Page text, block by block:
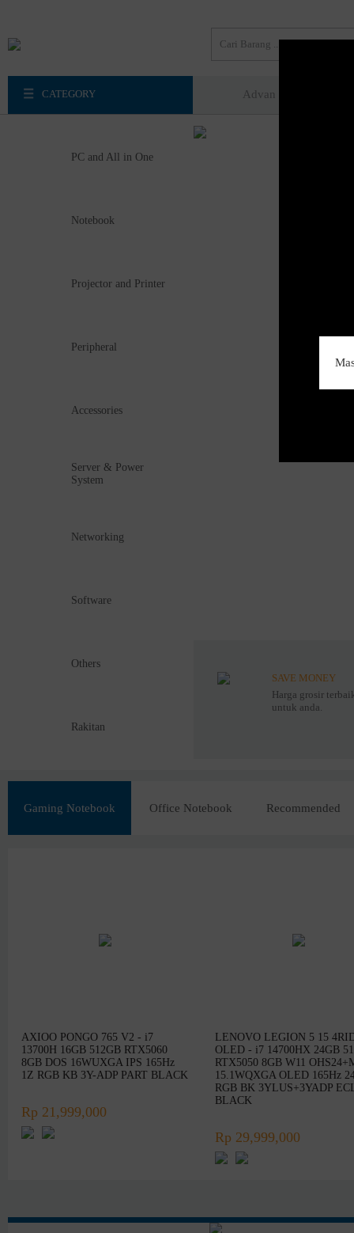
CATEGORY Advan
PC and All in One
Notebook
Projector and Printer
Peripheral
Accessories
Server & Power
System
Networking
Software
Others
Rakitan
SAVE MONEY
Harga grosir
untuk anda.
Gaming Notebook Office Notebook Recommended
AXIOO PONGO 765 V2 - i7
13700H 16GB 512GB RTX5060
8GB DOS 16WUXGA IPS 165Hz
1Z RGB KB 3Y-ADP PART BLACK
Rp 21,999,000
LENOVO LEGION 5 15
OLED - i7 14700HX 24GB
RTX5050 8GB W11
15.1WQXGA OLED 165Hz
RGB BK 3YLUS+3YADP
BLACK
Rp 29,999,000